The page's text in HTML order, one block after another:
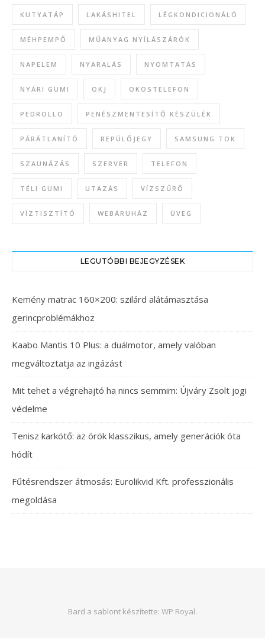
KUTYATÁP LAKÁSHITEL LÉGKONDICIONÁLÓ
MÉHPEMPŐ MŰANYAG NYÍLÁSZÁRÓK
NAPELEM NYARALÁS NYOMTATÁS
NYÁRI GUMI OKJ OKOSTELEFON
PEDROLLO PENÉSZMENTESÍTŐ KÉSZÜLÉK
PÁRÁTLANÍTÓ REPÜLŐJEGY SAMSUNG TOK
SZAUNÁZÁS SZERVER TELEFON
TÉLI GUMI UTAZÁS VÍZSZŰRŐ
VÍZTISZTÍTÓ WEBÁRUHÁZ ÜVEG
LEGUTÓBBI BEJEGYZÉSEK
Kemény matrac 160×200: szilárd alátámasztása
gerincproblémákhoz
Kaabo Mantis 10 Plus: a duálmotor, amely valóban
megváltoztatja az ingázást
Mit tehet a végrehajtó ha nincs semmim: Újváry Zsolt jogi
védelme
Tenisz karkötő: az örök klasszikus, amely generációk óta
hódít
Fűtésrendszer átmosás: Eurolikvid Kft. professzionális
megoldása
Bard a sablont készítette: WP Royal.